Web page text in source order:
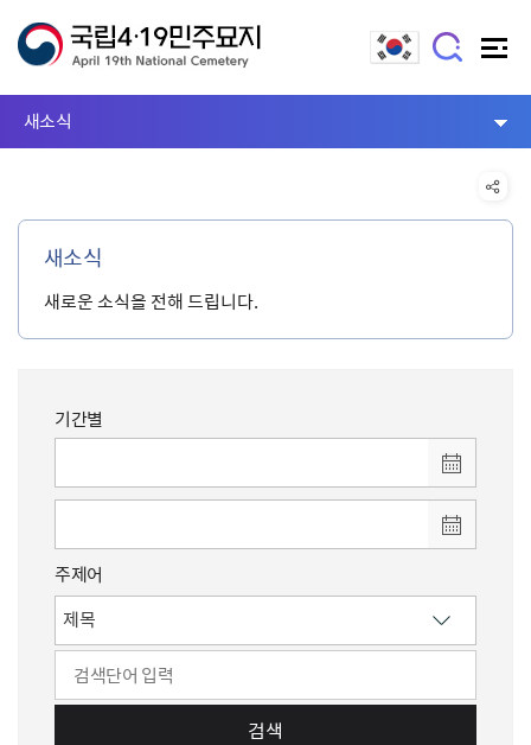
새소식
새소식
새로운 소식을 전해 드립니다.
기간별
주제어
검색